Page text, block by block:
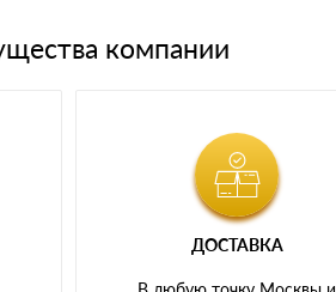
компании
ДОСТАВКА